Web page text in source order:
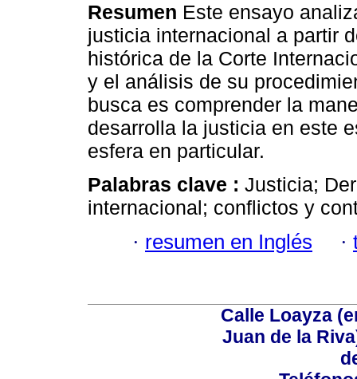
Resumen Este ensayo
justicia internacional a partir
histórica de la Corte
y el análisis de su
busca es comprender la
desarrolla la justicia en este
esfera en particular.
Palabras clave : Justicia;
internacional; conflictos y
· resumen en Inglés ·
Calle Loayza
Juan de la